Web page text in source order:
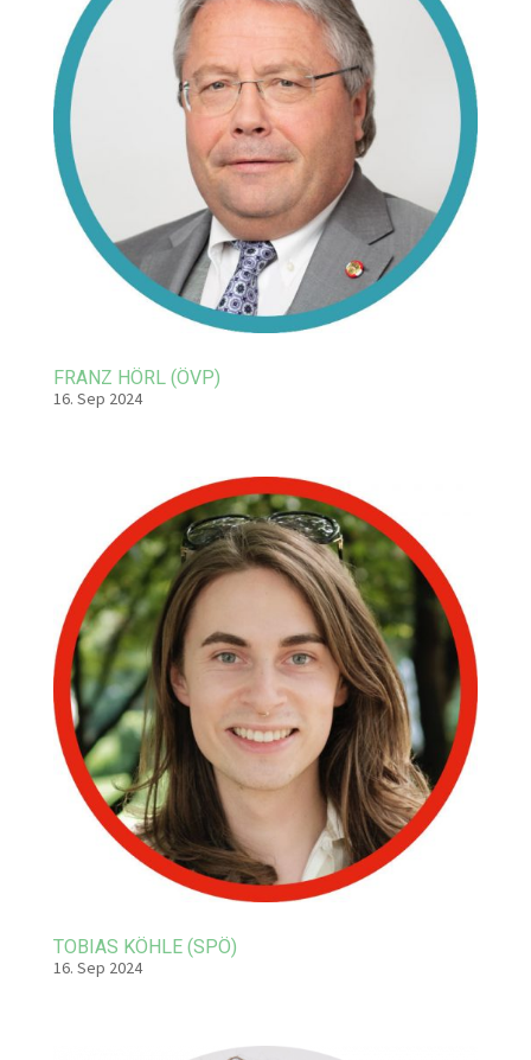
FRANZ HÖRL (ÖVP)
16. Sep 2024
TOBIAS KÖHLE (SPÖ)
16. Sep 2024